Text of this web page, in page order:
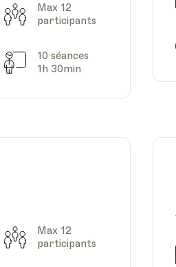
Capacité
Max 12
participants
Séances
10 séances
1h 30min
Capacité
Max 12
participants